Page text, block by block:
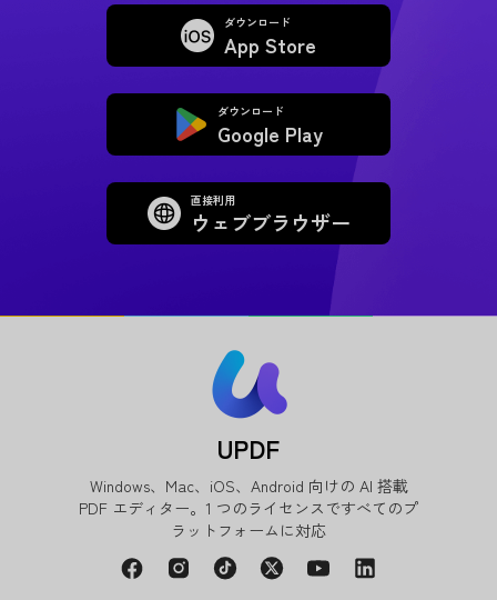
ダウンロード
App Store
ダウンロード
Google Play
直接利用
ウェブブラウザー
UPDF
Windows、Mac、iOS、Android 向けの AI 搭載
PDF エディター。1 つのライセンスですべてのプ
ラットフォームに対応